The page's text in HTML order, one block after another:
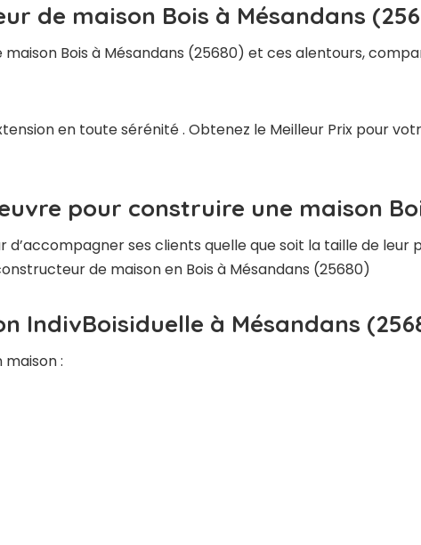
de maison Bois à Mésandans
Bois à Mésandans (25680) et ces alentours,
en toute sérénité . Obtenez le Meilleur Prix pour
pour construire une maison
ses clients quelle que soit la taille de leur
de maison en Bois à Mésandans (25680)
IndivBoisiduelle à Mésandans
: